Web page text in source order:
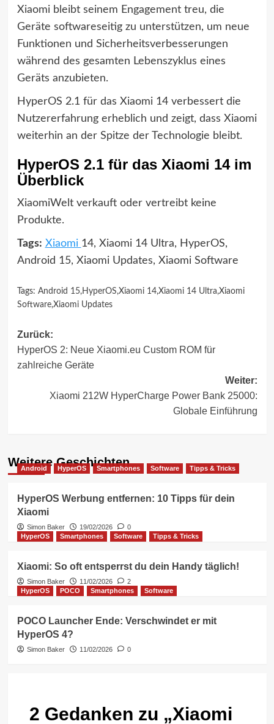
Xiaomi bleibt seinem Engagement treu, die
Geräte softwareseitig zu unterstützen, um neue
Funktionen und Sicherheitsverbesserungen
während des gesamten Lebenszyklus eines
Geräts anzubieten.
HyperOS 2.1 für das Xiaomi 14 verbessert die
Nutzererfahrung erheblich und zeigt, dass Xiaomi
weiterhin an der Spitze der Technologie bleibt.
HyperOS 2.1 für das Xiaomi 14 im
Überblick
XiaomiWelt verkauft oder vertreibt keine
Produkte.
Tags: Xiaomi 14, Xiaomi 14 Ultra, HyperOS,
Android 15, Xiaomi Updates, Xiaomi Software
Tags: Android 15,HyperOS,Xiaomi 14,Xiaomi 14 Ultra,Xiaomi
Software,Xiaomi Updates
Beitragsnavigation
Zurück:
HyperOS 2: Neue Xiaomi.eu Custom ROM für
zahlreiche Geräte
Weiter:
Xiaomi 212W HyperCharge Power Bank 25000:
Globale Einführung
Weitere Geschichten
Android HyperOS Smartphones Software Tipps & Tricks
HyperOS Werbung entfernen: 10 Tipps für dein
Xiaomi
Simon Baker 19/02/2026
0
HyperOS
Smartphones Software Tipps & Tricks
Xiaomi: So oft entsperrst du dein Handy täglich!
Simon Baker 11/02/2026
2
HyperOS
POCO Smartphones Software
POCO Launcher Ende: Verschwindet er mit
HyperOS 4?
Simon Baker 11/02/2026 0
2 Gedanken zu „Xiaomi